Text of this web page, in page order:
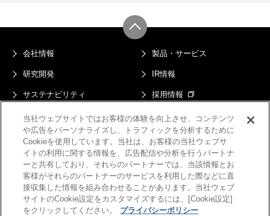
会社情報 製品・サービス
研究開発 IR情報
サステナビリティ 採用情報
ニュース
プライバシーポリシー マルチステークホルダー方針
このサイトについて 電子公告
サイトマップ
Copyright © JX Advanced Metals Corporation All Rights Reserved.
当社ウェブサイトではお客様の体験を向上させ、コンテンツ
や広告をパーソナライズし、トラフィックを分析するために
Cookieを使用しています。当社は、お客様の当社ウェブサ
イトの利用に関する情報を、広告配信や分析を行うパートナ
ーと共有しており、それらのパートナーでは、当該情報とお
客様がそれらのパートナーのサービスを利用した際などに直
接収集した情報を組み合わせることがあります。当社ウェブ
サイトのCookie設定をカスタマイズするには、[Cookie設定]
をクリックしてください。
プライバシーポリシー